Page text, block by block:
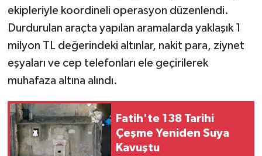
ekipleriyle koordineli operasyon düzenlendi.
Durdurulan araçta yapılan aramalarda yaklaşık 1
milyon TL değerindeki altınlar, nakit para, ziynet
eşyaları ve cep telefonları ele geçirilerek
muhafaza altına alındı.
Fatih'te 138 Tarihi
Çeşme Yeniden Suya
Kavuştu